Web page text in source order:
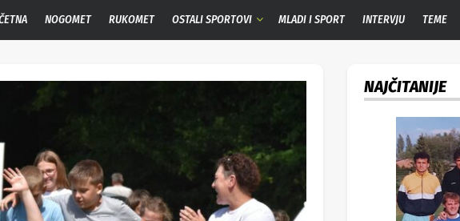
NOGOMET RUKOMET OSTALI SPORTOVI MLADI I SPORT INTERVJU TEME
NAJČITANIJE